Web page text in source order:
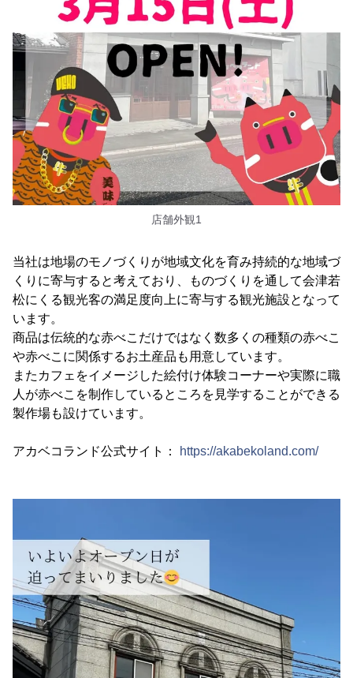
店舗外観1
当社は地場のモノづくりが地域文化を育み持続的な地域づ
くりに寄与すると考えており、ものづくりを通して会津若
松にくる観光客の満足度向上に寄与する観光施設となって
います。
商品は伝統的な赤べこだけではなく数多くの種類の赤べこ
や赤べこに関係するお土産品も用意しています。
またカフェをイメージした絵付け体験コーナーや実際に職
人が赤べこを制作しているところを見学することができる
製作場も設けています。
アカベコランド公式サイト： https://akabekoland.com/